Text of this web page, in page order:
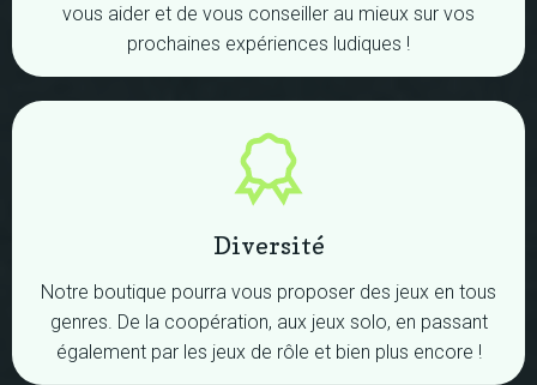
vous aider et de vous conseiller au mieux sur vos
prochaines expériences ludiques !
Diversité
Notre boutique pourra vous proposer des jeux en tous
genres. De la coopération, aux jeux solo, en passant
également par les jeux de rôle et bien plus encore !